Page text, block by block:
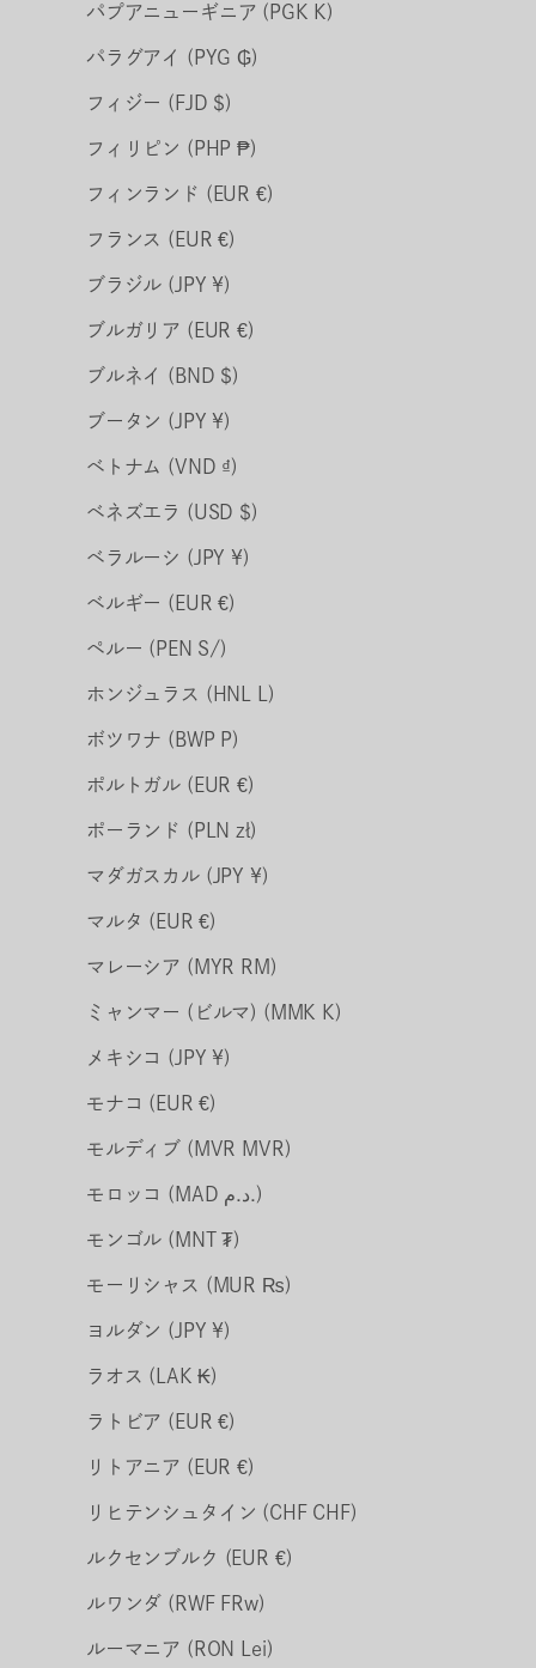
パプアニューギニア (PGK K)
パラグアイ (PYG ₲)
フィジー (FJD $)
フィリピン (PHP ₱)
フィンランド (EUR €)
フランス (EUR €)
ブラジル (JPY ¥)
ブルガリア (EUR €)
ブルネイ (BND $)
ブータン (JPY ¥)
ベトナム (VND ₫)
ベネズエラ (USD $)
ベラルーシ (JPY ¥)
ベルギー (EUR €)
ペルー (PEN S/)
ホンジュラス (HNL L)
ボツワナ (BWP P)
ポルトガル (EUR €)
ポーランド (PLN zł)
マダガスカル (JPY ¥)
マルタ (EUR €)
マレーシア (MYR RM)
ミャンマー (ビルマ) (MMK K)
メキシコ (JPY ¥)
モナコ (EUR €)
モルディブ (MVR MVR)
モロッコ (MAD د.م.)
モンゴル (MNT ₮)
モーリシャス (MUR ₨)
ヨルダン (JPY ¥)
ラオス (LAK ₭)
ラトビア (EUR €)
リトアニア (EUR €)
リヒテンシュタイン (CHF CHF)
ルクセンブルク (EUR €)
ルワンダ (RWF FRw)
ルーマニア (RON Lei)